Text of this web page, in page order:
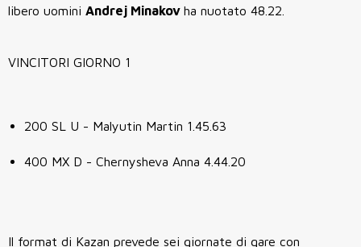
libero uomini Andrej Minakov ha nuotato 48.22.
VINCITORI GIORNO 1
200 SL U - Malyutin Martin 1.45.63
400 MX D - Chernysheva Anna 4.44.20
Il format di Kazan prevede sei giornate di gare con